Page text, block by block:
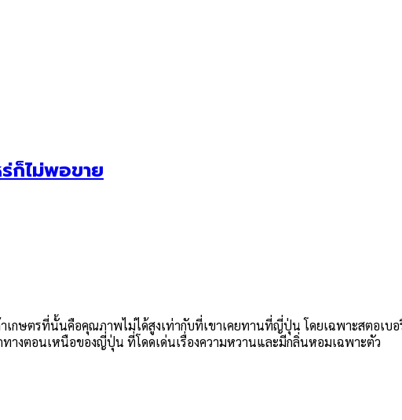
ก็ไม่พอขาย
กษตรที่นั้นคือคุณภาพไม่ได้สูงเท่ากับที่เขาเคยทานที่ญี่ปุ่น โดยเฉพาะสตอเบอ
างตอนเหนือของญี่ปุ่น ที่โดดเด่นเรื่องความหวานและมีกลิ่นหอมเฉพาะตัว